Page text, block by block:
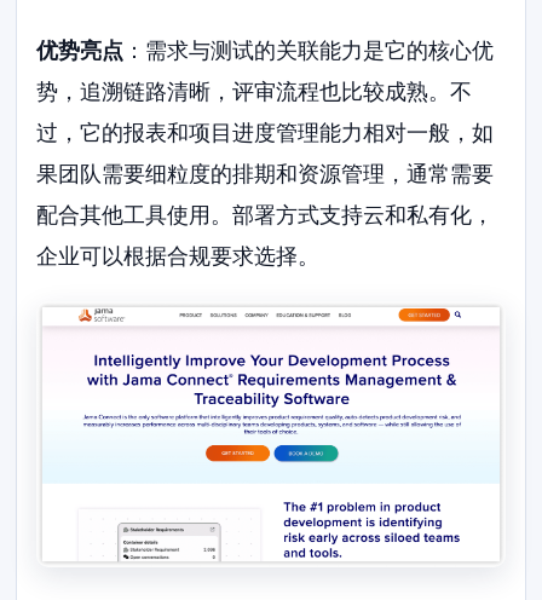
优势亮点 ：需求与测试的关联能力是它的核心优
势，追溯链路清晰，评审流程也比较成熟。不
过，它的报表和项目进度管理能力相对一般，如
果团队需要细粒度的排期和资源管理，通常需要
配合其他工具使用。部署方式支持云和私有化，
企业可以根据合规要求选择。